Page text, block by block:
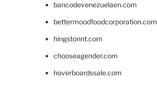
bancodevenezuelaen.com
bettermoodfoodcorporation.com
hingstonnt.com
chooseagender.com
hoverboardssale.com